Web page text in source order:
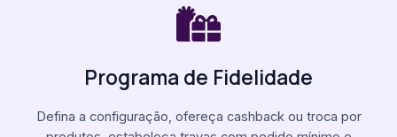
Programa de Fidelidade
Defina a configuração, ofereça cashback ou troca por